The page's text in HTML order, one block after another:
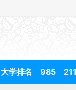
大学排名 985 211